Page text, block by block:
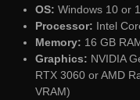
OS: Windows 10 or
Processor: Intel
Memory: 16 GB
Graphics: NVIDIA
RTX 3060 or AMD
VRAM)